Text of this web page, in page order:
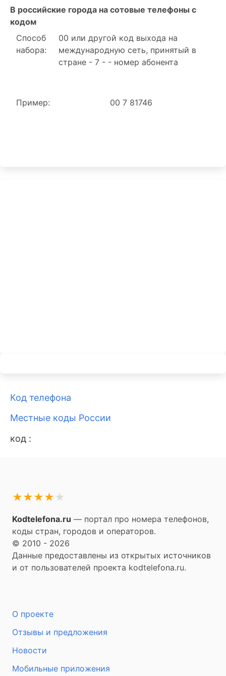
В российские города на сотовые телефоны с
кодом
Способ
набора:
00 или другой код выхода на
международную сеть, принятый в
стране - 7 - - номер абонента
Пример: 00 7 81746
Код телефона
Местные коды России
код :
★
★
★
★
★
Kodtelefona.ru — портал про номера телефонов,
коды стран, городов и операторов.
© 2010 - 2026
Данные предоставлены из открытых источников
и от пользователей проекта kodtelefona.ru.
О проекте
Отзывы и предложения
Новости
Мобильные приложения